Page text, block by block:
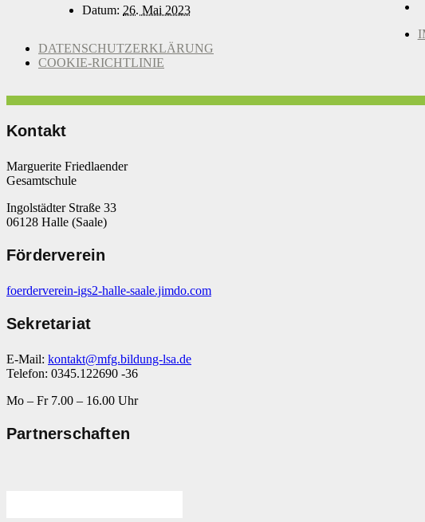
Datum: 26. Mai 2023
DATENSCHUTZERKLÄRUNG
COOKIE-RICHTLINIE
Kontakt
Marguerite Friedlaender
Gesamtschule
Ingolstädter Straße 33
06128 Halle (Saale)
Förderverein
foerderverein-igs2-halle-saale.jimdo.com
Sekretariat
E-Mail: kontakt@mfg.bildung-lsa.de
Telefon: 0345.122690 -36
Mo – Fr 7.00 – 16.00 Uhr
Partnerschaften